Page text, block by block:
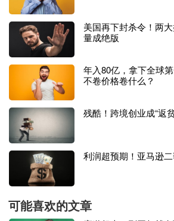
2024年6月至8月期间，该产品在
的价格，售出约
CPSC呼吁消费者停止使用
，
半的照片联系Baofali以获得全额退款，
7月，CPSC曾在同一天发布三起儿童
mu平台销售。
1、JUVENNO KIDS儿童纽扣式两件
24-301。
“违反了儿童睡衣的可燃性标准，存在
”是该儿童睡衣套装被召回的理由。
美国再下封杀令！两
量成绝版
年入80亿，拿下全球
不卷价格卷什么？
残酷！跨境创业成“返
利润超预期！亚马逊
可能喜欢的文章